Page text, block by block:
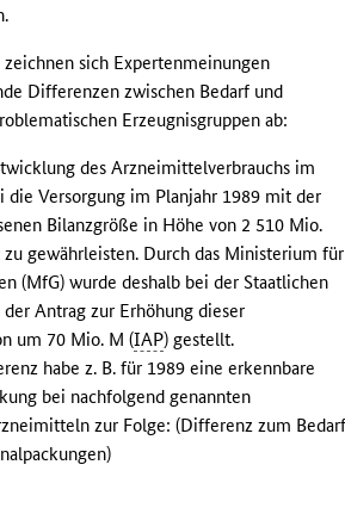
zeichnen sich Expertenmeinungen
Differenzen zwischen Bedarf und
Erzeugnisgruppen ab:
des Arzneimittelverbrauchs im
die Versorgung im Planjahr 1989 mit der
Bilanzgröße in Höhe von 2 510 Mio.
zu gewährleisten. Durch das Ministerium für
(MfG) wurde deshalb bei der Staatlichen
Antrag zur Erhöhung dieser
um 70 Mio. M (IAP) gestellt.
habe z. B. für 1989 eine erkennbare
bei nachfolgend genannten
zur Folge: (Differenz zum